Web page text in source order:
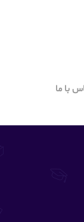
با ما